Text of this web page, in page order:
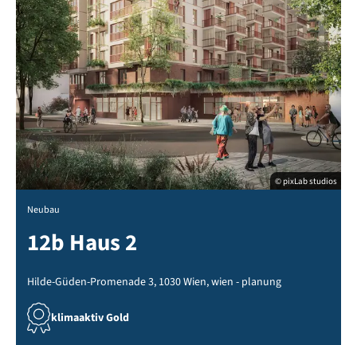
© pixLab studios
Neubau
12b Haus 2
Hilde-Güden-Promenade 3, 1030 Wien, wien - planung
klimaaktiv Gold